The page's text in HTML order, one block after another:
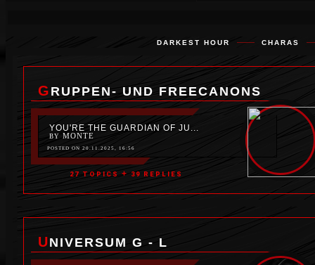
schrecklichen Zorn abbekommen,
dass Ihre Reise noch lange nicht
zu Ende ist.
DARKEST HOUR CHARAS
GRUPPEN- UND FREECANONS
YOU'RE THE GUARDIAN OF JU...
BY MONTE
POSTED ON 20.11.2025, 16:56
27 TOPICS + 39 REPLIES
UNIVERSUM G - L